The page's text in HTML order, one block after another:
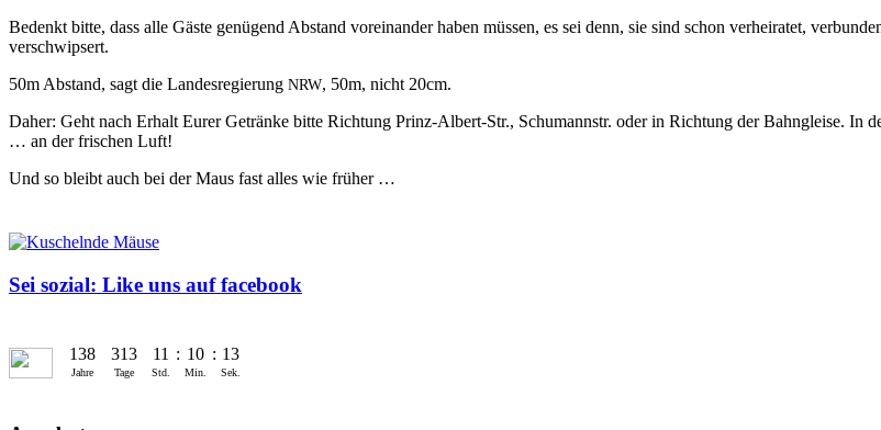
Bedenkt bitte, dass alle Gäste genü­gend Abstand vor­einan­der haben müssen, es sei denn, sie sind schon ver­heiratet,
verschwipsert.
50m Abstand, sagt die Lan­desregierung NRW, 50m, nicht 20cm.
Daher: Geht nach Erhalt Eur­er Getränke bitte Rich­tung Prinz-Albert-Str., Schu­mannstr. oder in Rich­tung der Bah­n­gleise. In
… an der frischen Luft!
Und so bleibt auch bei der Maus fast alles wie früher …
Sei sozial: Like uns auf facebook
138 313 11 : 10 : 14
Jahre Tage Std. Min. Sek.